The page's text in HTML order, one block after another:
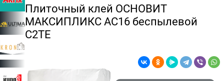
Плиточный клей ОСНОВИТ
МАКСИПЛИКС АС16 беспылевой
С2TE